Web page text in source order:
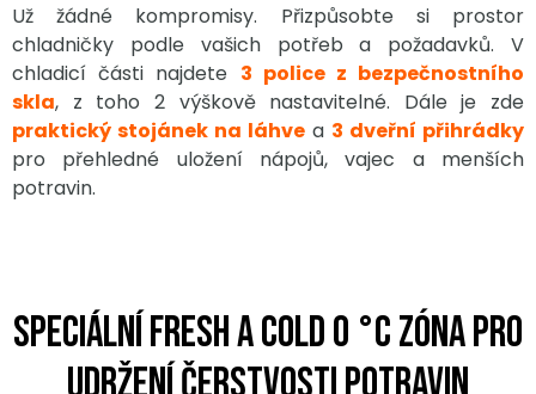
Už žádné kompromisy. Přizpůsobte si prostor
chladničky podle vašich potřeb a požadavků. V
chladicí části najdete 3 police z bezpečnostního
skla, z toho 2 výškově nastavitelné. Dále je zde
praktický stojánek na láhve a 3 dveřní přihrádky
pro přehledné uložení nápojů, vajec a menších
potravin.
Speciální Fresh a Cold 0 °C zóna pro